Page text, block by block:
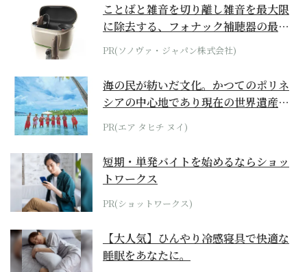
ことばと雑音を切り離し雑音を最大限
に除去する、フォナック補聴器の最上
位モデル
PR(ソノヴァ・ジャパン株式会社)
海の民が紡いだ文化。かつてのポリネ
シアの中心地であり現在の世界遺産か
らみえてくる...
PR(エア タヒチ ヌイ)
短期・単発バイトを始めるならショッ
トワークス
PR(ショットワークス)
【大人気】ひんやり冷感寝具で快適な
睡眠をあなたに。